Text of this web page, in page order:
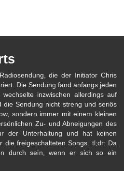
die der Initiator Chris
Die Sendung fand anfangs jeden
inzwischen allerdings auf
die Sendung nicht streng und seriös
sondern immer mit einem kleinen
Zu- und Abneigungen des
der Unterhaltung und hat keinen
die freigeschalteten Songs. tl;dr: Da
durch sein, wenn er sich so ein